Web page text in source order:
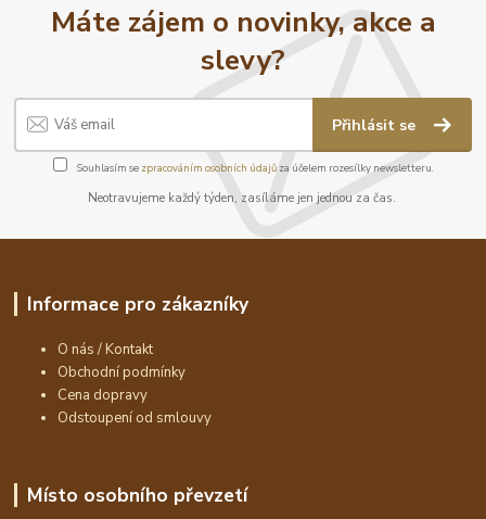
Máte zájem o novinky, akce a
slevy?
Přihlásit se
Souhlasím se zpracováním osobních údajůza účelem rozesílky newsletteru.
Neotravujeme každý týden, zasíláme jen jednou za čas.
Informace pro zákazníky
O nás / Kontakt
Obchodní podmínky
Cena dopravy
Odstoupení od smlouvy
Místo osobního převzetí